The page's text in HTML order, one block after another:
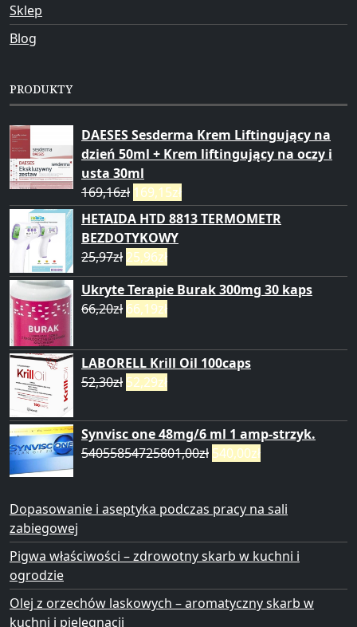
Sklep
Blog
PRODUKTY
DAESES Sesderma Krem Liftingujący na
dzień 50ml + Krem liftingujący na oczy i
usta 30ml
169,16zł 169,15zł
HETAIDA HTD 8813 TERMOMETR
BEZDOTYKOWY
25,97zł 25,96zł
Ukryte Terapie Burak 300mg 30 kaps
66,20zł 66,19zł
LABORELL Krill Oil 100caps
52,30zł 52,29zł
Synvisc one 48mg/6 ml 1 amp-strzyk.
54055854725801,00zł 540,00zł
Dopasowanie i aseptyka podczas pracy na sali
zabiegowej
Pigwa właściwości – zdrowotny skarb w kuchni i
ogrodzie
Olej z orzechów laskowych – aromatyczny skarb w
kuchni i pielęgnacji